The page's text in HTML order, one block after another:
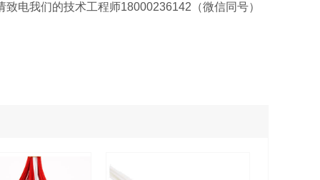
电我们的技术工程师18000236142（微信同号）